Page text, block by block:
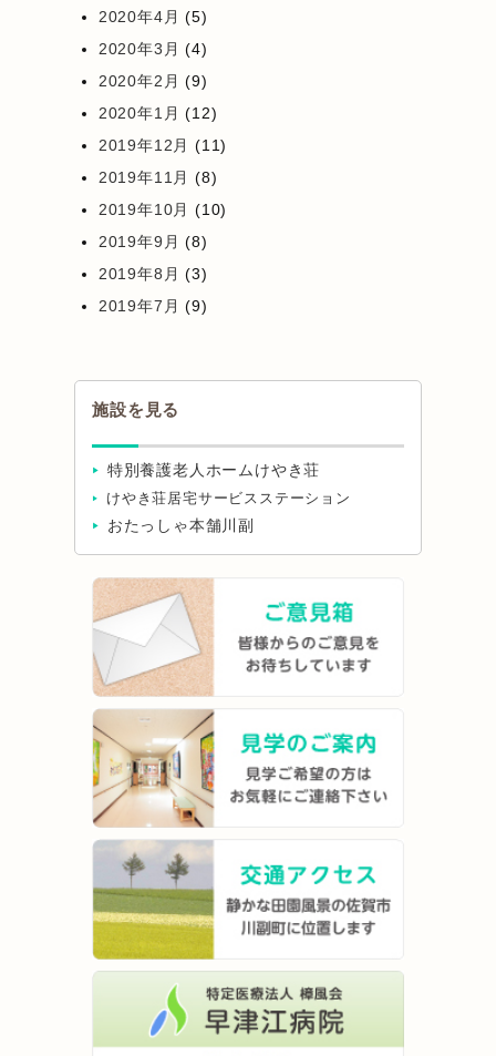
2020年4月 (5)
2020年3月 (4)
2020年2月 (9)
2020年1月 (12)
2019年12月 (11)
2019年11月 (8)
2019年10月 (10)
2019年9月 (8)
2019年8月 (3)
2019年7月 (9)
施設を見る
特別養護老人ホームけやき荘
けやき荘居宅サービスステーション
おたっしゃ本舗川副